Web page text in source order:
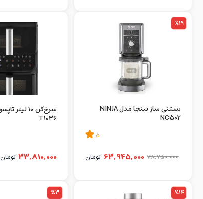
%19
بستنی ساز نینجا مدل NINJA
NC502
5
78,750,000
63,945,000 تومان
T1036
33,810,000 تومان
%14
%3